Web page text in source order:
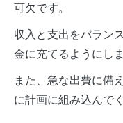
可欠です。
収入と支出をバラン
金に充てるようにし
また、急な出費に備
に計画に組み込んで